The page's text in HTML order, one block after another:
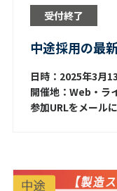
受付終了
中途採用の最
日時：2025年3月
開催地：Web・ラ
参加URLをメール